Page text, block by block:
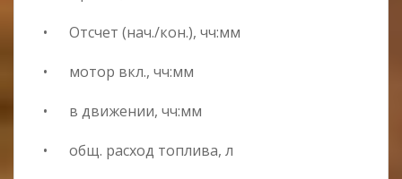
• Отсчет (нач./кон.), чч:мм
• мотор вкл., чч:мм
• в движении, чч:мм
• общ. расход топлива, л